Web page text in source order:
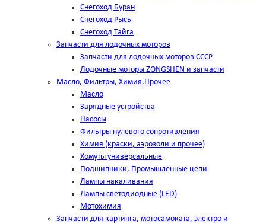
Снегоход Буран
Снегоход Рысь
Снегоход Тайга
Запчасти для лодочных моторов
Запчасти для лодочных моторов СССР
Лодочные моторы ZONGSHEN и запчасти
Масло, Фильтры, Химия,Прочее
Масло
Зарядные устройства
Насосы
Фильтры нулевого сопротивления
Химия (краски, аэрозоли и прочее)
Хомуты универсальные
Подшипники, Промышленные цепи
Лампы накаливания
Лампы светодиодные (LED)
Мотохимия
Запчасти для картинга, мотосамоката, электро и